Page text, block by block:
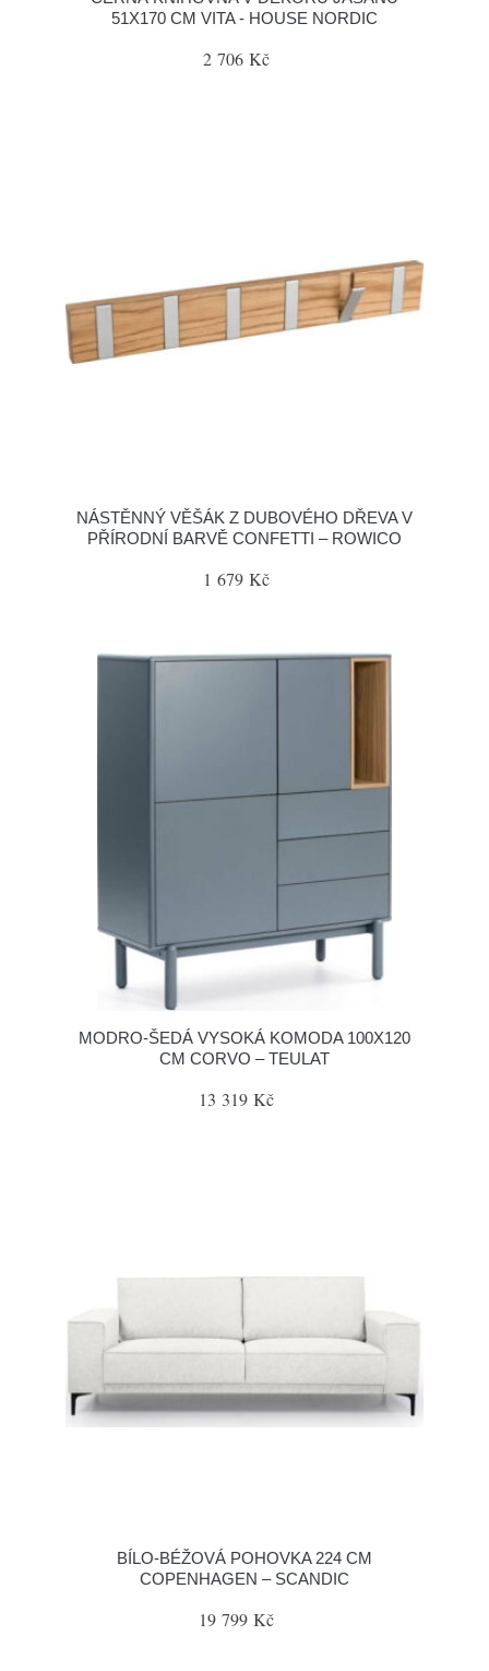
51X170 CM VITA - HOUSE NORDIC
2 706 Kč
NÁSTĚNNÝ VĚŠÁK Z DUBOVÉHO DŘEVA V
PŘÍRODNÍ BARVĚ CONFETTI – ROWICO
1 679 Kč
MODRO-ŠEDÁ VYSOKÁ KOMODA 100X120
CM CORVO – TEULAT
13 319 Kč
BÍLO-BÉŽOVÁ POHOVKA 224 CM
COPENHAGEN – SCANDIC
19 799 Kč